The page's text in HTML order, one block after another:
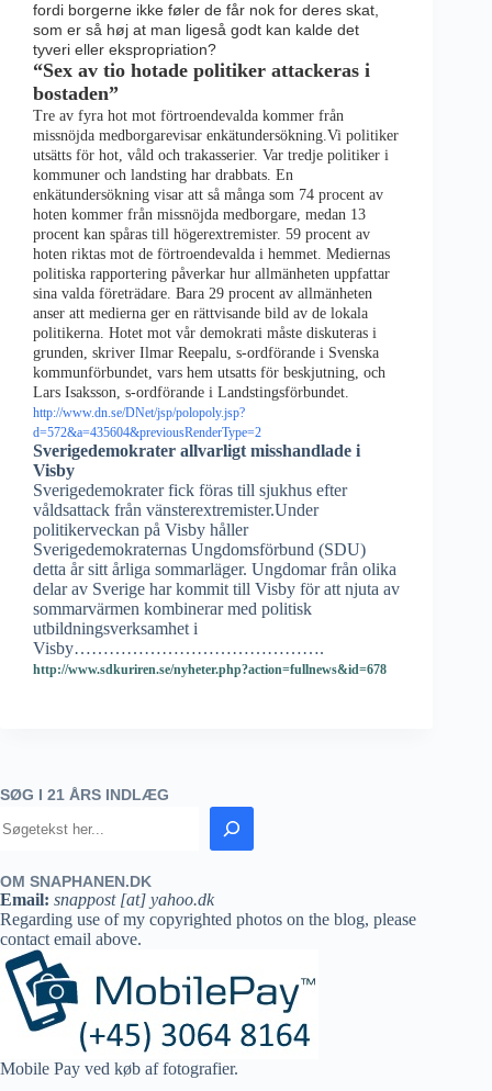
fordi borgerne ikke føler de får nok for deres skat,
som er så høj at man ligeså godt kan kalde det
tyveri eller ekspropriation?
“Sex av tio hotade politiker attackeras i
bostaden”
Tre av fyra hot mot förtroendevalda kommer från
missnöjda medborgarevisar enkätundersökning.Vi politiker
utsätts för hot, våld och trakasserier. Var tredje politiker i
kommuner och landsting har drabbats. En
enkätundersökning visar att så många som 74 procent av
hoten kommer från missnöjda medborgare, medan 13
procent kan spåras till högerextremister. 59 procent av
hoten riktas mot de förtroendevalda i hemmet. Mediernas
politiska rapportering påverkar hur allmänheten uppfattar
sina valda företrädare. Bara 29 procent av allmänheten
anser att medierna ger en rättvisande bild av de lokala
politikerna. Hotet mot vår demokrati måste diskuteras i
grunden, skriver Ilmar Reepalu, s-ordförande i Svenska
kommunförbundet, vars hem utsatts för beskjutning, och
Lars Isaksson, s-ordförande i Landstingsförbundet.
http://www.dn.se/DNet/jsp/polopoly.jsp?
d=572&a=435604&previousRenderType=2
Sverigedemokrater allvarligt misshandlade i
Visby
Sverigedemokrater fick föras till sjukhus efter
våldsattack från vänsterextremister.Under
politikerveckan på Visby håller
Sverigedemokraternas Ungdomsförbund (SDU)
detta år sitt årliga sommarläger. Ungdomar från olika
delar av Sverige har kommit till Visby för att njuta av
sommarvärmen kombinerar med politisk
utbildningsverksamhet i
Visby…………………………………….
http://www.sdkuriren.se/nyheter.php?action=fullnews&id=678
SØG I 21 ÅRS INDLÆG
OM SNAPHANEN.DK
Email: snappost [at] yahoo.dk
Regarding use of my copyrighted photos on the blog, please
contact email above.
Mobile Pay ved køb af fotografier.